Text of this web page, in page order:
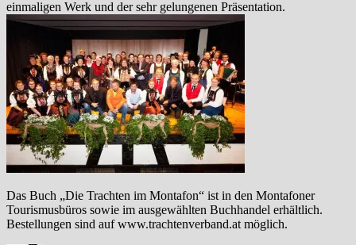
einmaligen Werk und der sehr gelungenen Präsentation.
Das Buch „Die Trachten im Montafon“ ist in den Montafoner
Tourismusbüros sowie im ausgewählten Buchhandel erhältlich.
Bestellungen sind auf www.trachtenverband.at möglich.